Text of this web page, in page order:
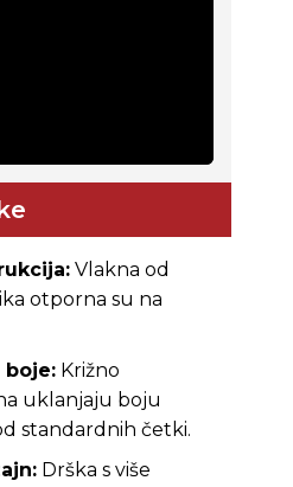
Vlakna od
otporna su na
boje:Križno
uklanjaju boju
standardnih četki.
Drška s više